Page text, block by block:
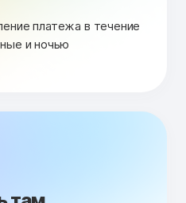
платежа в течение
и ночью